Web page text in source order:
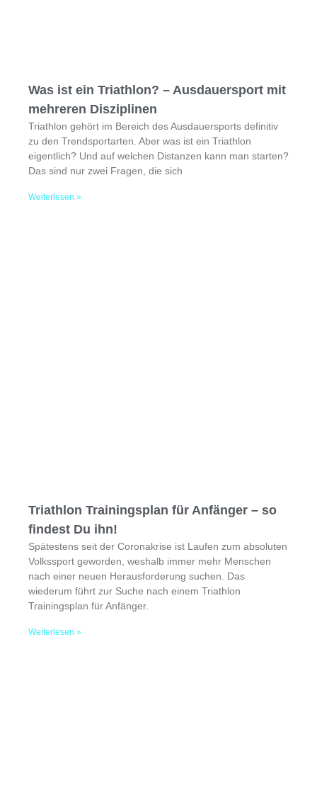
Was ist ein Triathlon? – Ausdauersport mit
mehreren Disziplinen
Triathlon gehört im Bereich des Ausdauersports definitiv
zu den Trendsportarten. Aber was ist ein Triathlon
eigentlich? Und auf welchen Distanzen kann man starten?
Das sind nur zwei Fragen, die sich
Weiterlesen »
Triathlon Trainingsplan für Anfänger – so
findest Du ihn!
Spätestens seit der Coronakrise ist Laufen zum absoluten
Volkssport geworden, weshalb immer mehr Menschen
nach einer neuen Herausforderung suchen. Das
wiederum führt zur Suche nach einem Triathlon
Trainingsplan für Anfänger.
Weiterlesen »